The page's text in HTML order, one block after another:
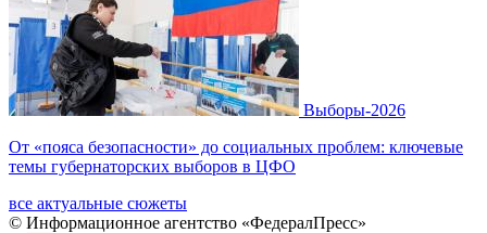
Выборы-2026
От «пояса безопасности» до социальных проблем: ключевые
темы губернаторских выборов в ЦФО
все актуальные сюжеты
© Информационное агентство «ФедералПресс»